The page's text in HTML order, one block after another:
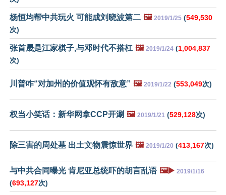
杨恒均帮中共玩火 可能成刘晓波第二 🖼️ 2019/1/25 (549,530
次)
张首晟是江家棋子,与邓时代不搭杠 🖼️ 2019/1/24 (1,004,837
次)
川普咋“对加州的价值观怀有敌意” 🖼️ 2019/1/22 (553,049次)
权当小笑话：新华网拿CCP开涮 🖼️ 2019/1/21 (529,128次)
除三害的周处墓 出土文物震惊世界 🖼️ 2019/1/20 (413,167次)
与中共合同曝光 肯尼亚总统吓的胡言乱语 🖼️▶️ 2019/1/16
(693,127次)